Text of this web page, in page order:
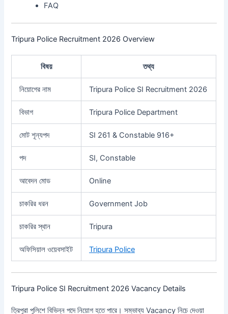
FAQ
Tripura Police Recruitment 2026 Overview
বিষয় তথ্য
নিয়োগের নাম Tripura Police SI Recruitment 2026
বিভাগ Tripura Police Department
মোট শূন্যপদ SI 261 & Constable 916+
পদ SI, Constable
আবেদন মোড Online
চাকরির ধরন Government Job
চাকরির স্থান Tripura
অফিসিয়াল ওয়েবসাইট Tripura Police
Tripura Police SI Recruitment 2026 Vacancy Details
ত্রিপুরা পুলিশে বিভিন্ন পদে নিয়োগ হতে পারে। সম্ভাব্য Vacancy নিচে দেওয়া